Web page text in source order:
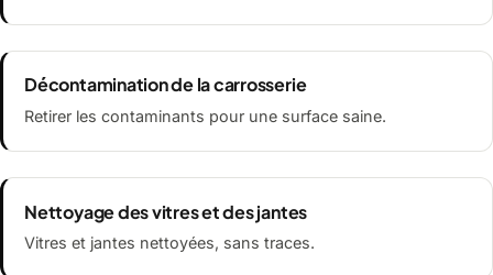
Décontamination de la carrosserie
Retirer les contaminants pour une surface saine.
Nettoyage des vitres et des jantes
Vitres et jantes nettoyées, sans traces.